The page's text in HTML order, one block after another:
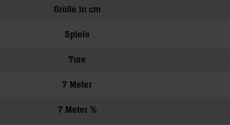
Größe in cm
Spiele
Tore
7 Meter
7 Meter %